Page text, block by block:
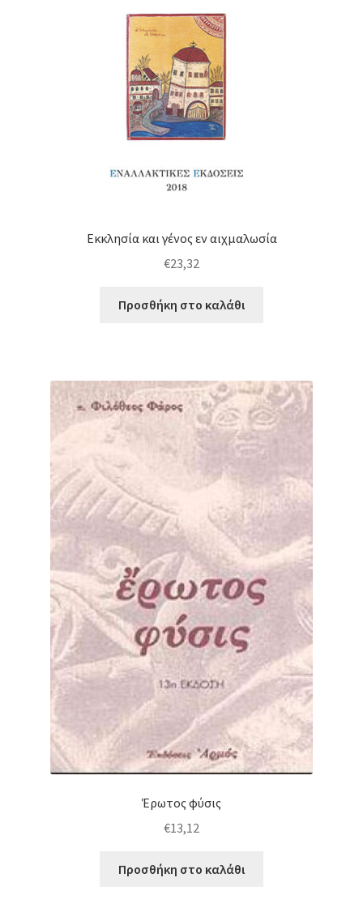
Εκκλησία και γένος εν αιχμαλωσία
€23,32
Προσθήκη στο καλάθι
Έρωτος φύσις
€13,12
Προσθήκη στο καλάθι